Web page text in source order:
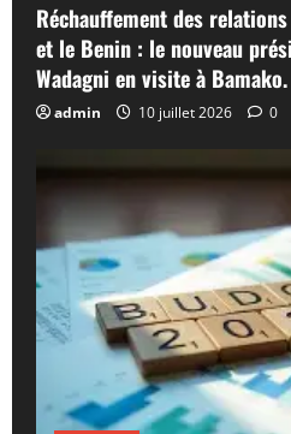
Réchauffement des
et le Benin : le nouveau
Wadagni en visite à Bamako.
admin 10 juillet 2026 0